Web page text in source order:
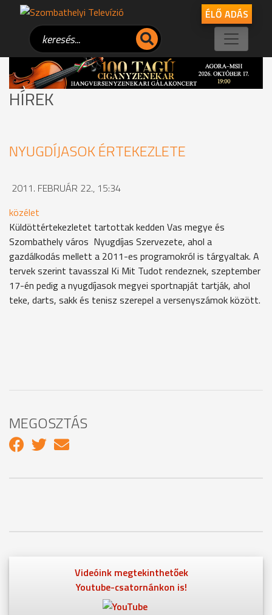
ÉLŐ ADÁS
HÍREK
NYUGDÍJASOK ÉRTEKEZLETE
2011. FEBRUÁR 22., 15:34
közélet
Küldöttértekezletet tartottak kedden Vas megye és
Szombathely város Nyugdíjas Szervezete, ahol a
gazdálkodás mellett a 2011-es programokról is tárgyaltak. A
tervek szerint tavasszal Ki Mit Tudot rendeznek, szeptember
17-én pedig a nyugdíjasok megyei sportnapját tartják, ahol
teke, darts, sakk és tenisz szerepel a versenyszámok között.
MEGOSZTÁS
Videóink megtekinthetőek
Youtube-csatornánkon is!